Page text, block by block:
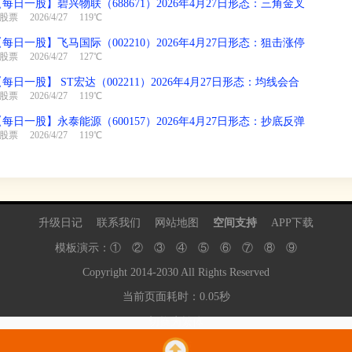
每日一股】碧兴物联（688671）2026年4月27日形态：三角金叉
股票 2026/4/27 119℃
每日一股】飞马国际（002210）2026年4月27日形态：狙击涨停
股票 2026/4/27 127℃
每日一股】 ST宏达（002211）2026年4月27日形态：均线会合
股票 2026/4/27 119℃
每日一股】永泰能源（600157）2026年4月27日形态：抄底反弹
股票 2026/4/27 119℃
升级日记 联系我们 网站地图 空间支持 APP下载
模板演示： ① ② ③ ④ ⑤ ⑥ ⑦ ⑧ ⑨
Copyright 2014-2030 All Rights Reserved
当前页面耗时：0.05秒
电脑版